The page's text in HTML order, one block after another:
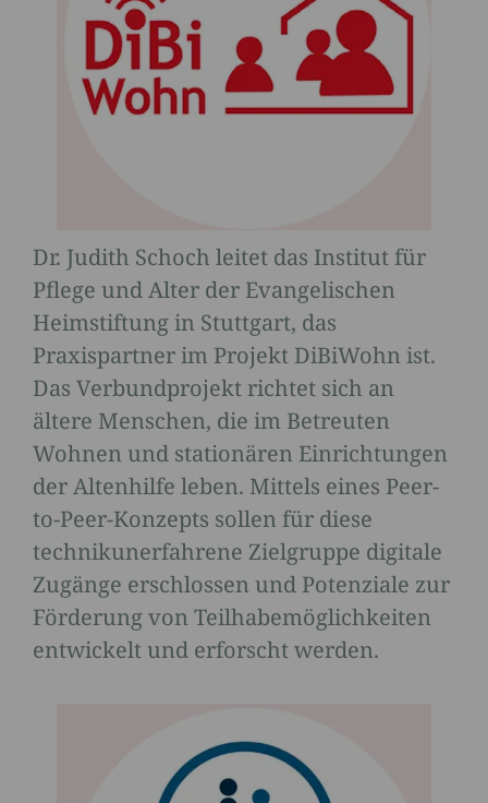
Dr. Judith Schoch leitet das Institut für
Pflege und Alter der Evangelischen
Heimstiftung in Stuttgart, das
Praxispartner im Projekt DiBiWohn ist.
Das Verbundprojekt richtet sich an
ältere Menschen, die im Betreuten
Wohnen und stationären Einrichtungen
der Altenhilfe leben. Mittels eines Peer-
to-Peer-Konzepts sollen für diese
technikunerfahrene Zielgruppe digitale
Zugänge erschlossen und Potenziale zur
Förderung von Teilhabemöglichkeiten
entwickelt und erforscht werden.